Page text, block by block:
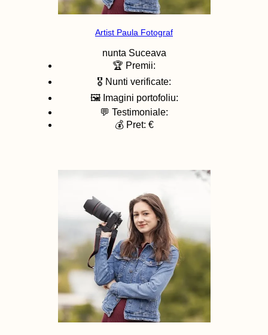
Artist Paula Fotograf
nunta Suceava
🏆 Premii:
🎖️ Nunti verificate:
🖼️ Imagini portofoliu:
💬 Testimoniale:
💰 Pret: €